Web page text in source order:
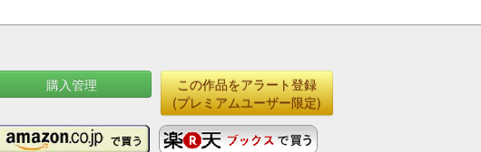
購入管理
この作品をアラート登録
(プレミアムユーザー限定)